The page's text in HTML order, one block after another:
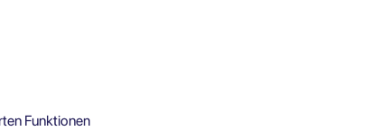
Funktionen